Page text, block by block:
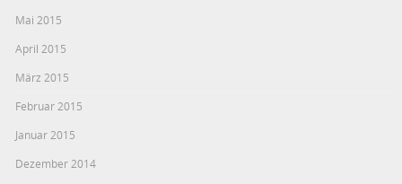
Mai 2015
April 2015
März 2015
Februar 2015
Januar 2015
Dezember 2014